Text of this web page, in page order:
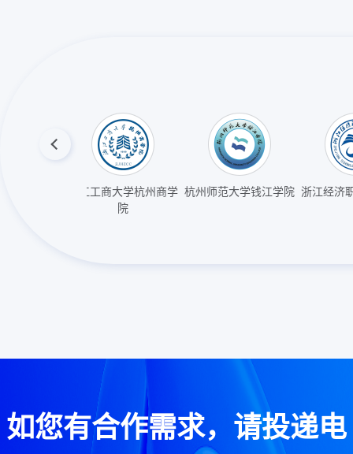
浙江工商大学杭州商学
院
杭州师范大学钱江学院 浙江经济
如您有合作需求，请投递电